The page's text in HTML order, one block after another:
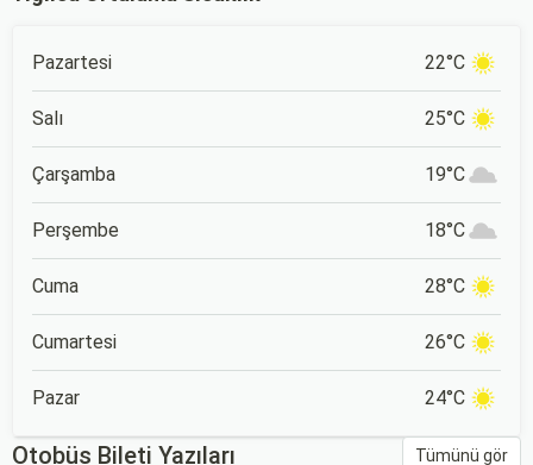
Pazartesi 22°C
Salı 25°C
Çarşamba 19°C
Perşembe 18°C
Cuma 28°C
Cumartesi 26°C
Pazar 24°C
Otobüs Bileti Yazıları Tümünü gör